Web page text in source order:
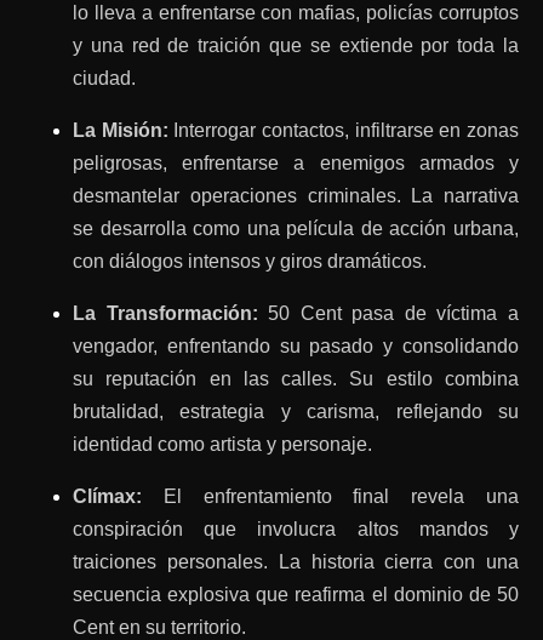
lo lleva a enfrentarse con mafias, policías corruptos
y una red de traición que se extiende por toda la
ciudad.
La Misión: Interrogar contactos, infiltrarse en zonas
peligrosas, enfrentarse a enemigos armados y
desmantelar operaciones criminales. La narrativa
se desarrolla como una película de acción urbana,
con diálogos intensos y giros dramáticos.
La Transformación: 50 Cent pasa de víctima a
vengador, enfrentando su pasado y consolidando
su reputación en las calles. Su estilo combina
brutalidad, estrategia y carisma, reflejando su
identidad como artista y personaje.
Clímax: El enfrentamiento final revela una
conspiración que involucra altos mandos y
traiciones personales. La historia cierra con una
secuencia explosiva que reafirma el dominio de 50
Cent en su territorio.